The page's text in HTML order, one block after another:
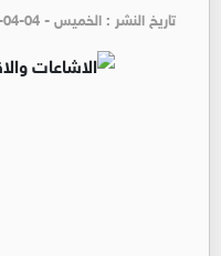
تاريخ النشر : الخميس - am 10:32 | 2024-04-04